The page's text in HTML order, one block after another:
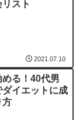
スト
2021.07.10
る！40代男
イエットに成
方